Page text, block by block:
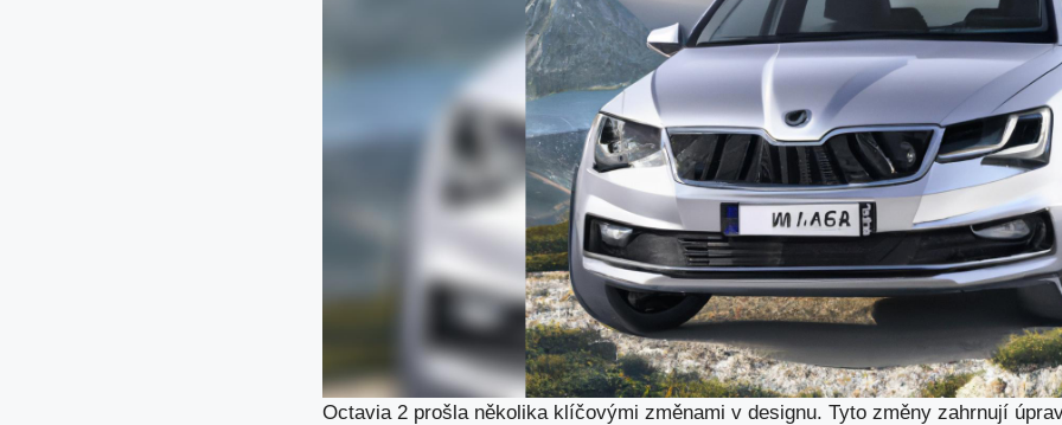
Octavia 2 prošla několika klíčovými změnami v designu. Tyto změny zahrnují